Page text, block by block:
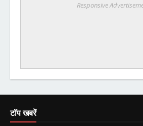
Responsive
टॉप खबरें